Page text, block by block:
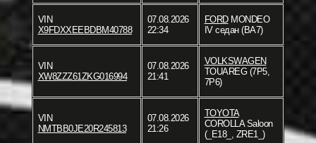
VIN
X9FDXXEEBDBM40788
07.08.2026
22:34
FORDMONDEO
IV седан (BA7)
VIN
XW8ZZZ61ZKG016994
07.08.2026
21:41
VOLKSWAGEN
TOUAREG (7P5,
7P6)
VIN
NMTBB0JE20R245813
07.08.2026
21:26
TOYOTA
COROLLA Saloon
(_E18_, ZRE1_)